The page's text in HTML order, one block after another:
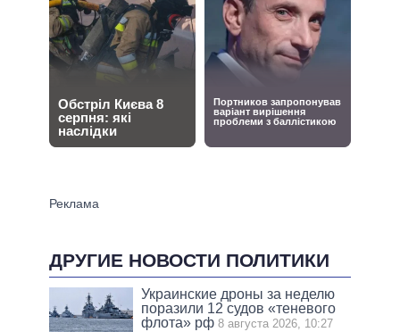
ДРУГИЕ НОВОСТИ ПОЛИТИКИ
Украинские дроны за неделю
поразили 12 судов «теневого
флота» рф 8 августа 2026, 10:27